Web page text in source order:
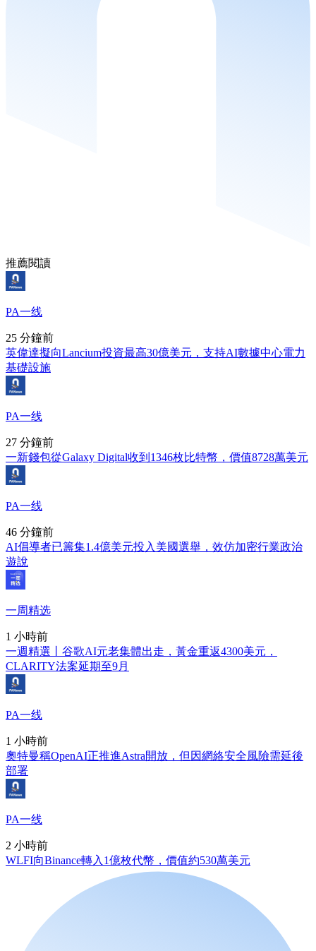
推薦閱讀
PA一线
25 分鐘前
英偉達擬向Lancium投資最高30億美元，支持AI數據中心電力
基礎設施
PA一线
27 分鐘前
一新錢包從Galaxy Digital收到1346枚比特幣，價值8728萬美元
PA一线
46 分鐘前
AI倡導者已籌集1.4億美元投入美國選舉，效仿加密行業政治
遊說
一周精选
1 小時前
一週精選丨谷歌AI元老集體出走，黃金重返4300美元，
CLARITY法案延期至9月
PA一线
1 小時前
奧特曼稱OpenAI正推進Astra開放，但因網絡安全風險需延後
部署
PA一线
2 小時前
WLFI向Binance轉入1億枚代幣，價值約530萬美元